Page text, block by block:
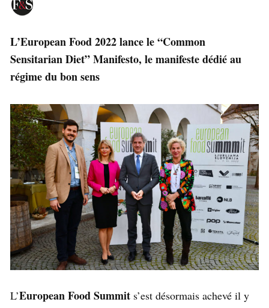
L’European Food 2022 lance le “Common
Sensitarian Diet” Manifesto, le manifeste dédié au
régime du bon sens
L’European Food Summit s’est désormais achevé il y